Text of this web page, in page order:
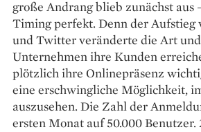
große Andrang blieb zunächst aus
Timing perfekt. Denn der Aufstieg
und Twitter veränderte die Art
Unternehmen ihre Kunden
plötzlich ihre Onlinepräsenz
eine erschwingliche Möglichkeit,
auszusehen. Die Zahl der
ersten Monat auf 50.000 Benutzer.